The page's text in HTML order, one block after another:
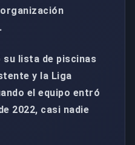
su lista de piscinas
y la Liga
el equipo entró
2022, casi nadie